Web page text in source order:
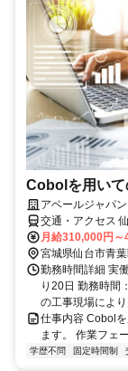
Cobolを用いて
アベールジャパン
交通・アクセス
月給310,000円～
宮城県仙台市青
勤務時間詳細 実
り20日 勤務時間
の工事現場によ
仕事内容 Cobol
ます。 作業フェ
学歴不問 固定時間制